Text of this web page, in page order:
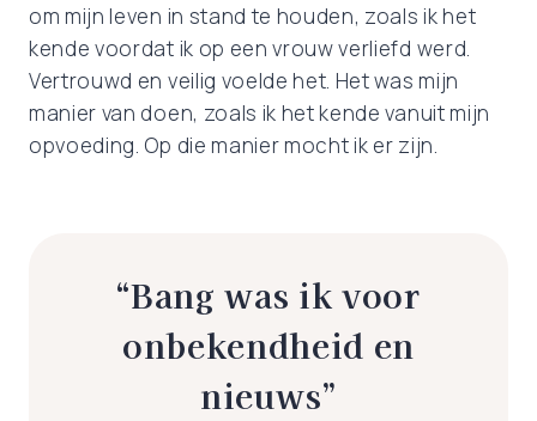
om mijn leven in stand te houden, zoals ik het
kende voordat ik op een vrouw verliefd werd.
Vertrouwd en veilig voelde het. Het was mijn
manier van doen, zoals ik het kende vanuit mijn
opvoeding. Op die manier mocht ik er zijn.
“Bang was ik voor
onbekendheid en
nieuws”